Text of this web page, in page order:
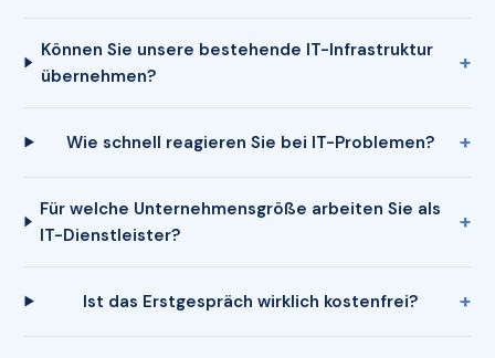
Können Sie unsere bestehende IT-Infrastruktur
übernehmen?
Wie schnell reagieren Sie bei IT-Problemen?
Für welche Unternehmensgröße arbeiten Sie als
IT-Dienstleister?
Ist das Erstgespräch wirklich kostenfrei?